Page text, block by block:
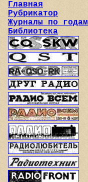
Главная
Рубрикатор
Журналы по годам
Библиотека